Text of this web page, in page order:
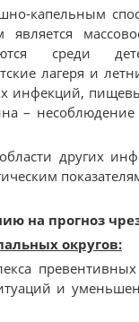
капельным
среди
лагеря и
инфекций,
–
других
на прогноз
округов:
и